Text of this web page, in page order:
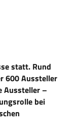
statt. Rund
600 Aussteller
Aussteller –
bei